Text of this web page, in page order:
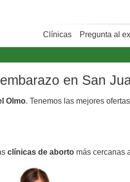
Clínicas Pregunta al
en San
Olmo. Tenemos las mejores
clínicas de aborto más cercanas